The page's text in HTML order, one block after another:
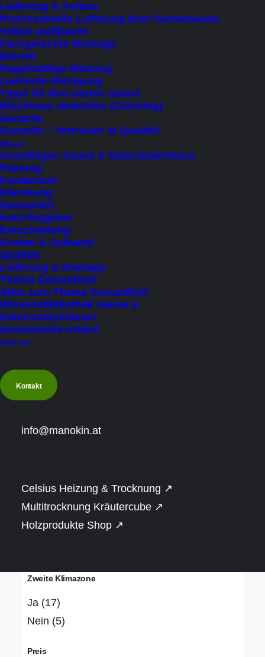
Lieferung & Aufbau
Professionelle Lieferung Ihrer Gartensauna
Selbst (auf)bauen
Fachgerechte Montage
Betrieb
Regelmäßige Wartung
Laufende Reinigung
Tipps für Ihre Garten Sauna
Blockhaus abdichten (Chinking)
Garantie
Garantie – Vertrauen in Qualität
Wissen
Grundlagen Sauna & Naturstammhaus
Planung
Fundament
Dämmung
Saunaofen
Kauf Ratgeber
Entscheidung
Kosten & Aufwand
Qualität
Lieferung & Montage
Thema Gesundheit
Alles zum Thema Gesundheit
Wissensbibliothek Sauna &
Naturstammhäuser
Gesammelte Artikel
Über uns
Kontakt
info@manokin.at
Celsius Heizung & Trocknung ↗
Multitrocknung Kräutercube ↗
Holzprodukte Shop ↗
NACH PREIS SORTIEREN: AUFSTEIGEND
NACH PREIS SORTIEREN: ABSTEIGEND
71 items
Produktkategorie
Kapazität
1 - 2 Personen (liegend)
1 Person liegend
bis 10 Personen (sitzend)
bis 2 Personen (liegend)
bis 3 Personen (sitzend)
bis 4 Personen (sitzend)
bis 5 Personen (sitzend)(3)
bis 6 Personen (sitzend)
bis 7 Personen (sitzend)
bis 8 Personen (sitzend)
Saunabeheizung
BimSchV2
Holzofen
Steuerung Saunaofen
Externe Steuerung(13)
Integr. Steuerung (Xenio WiFi)
Zweite Klimazone
Ja (17)
Nein (5)
Preis